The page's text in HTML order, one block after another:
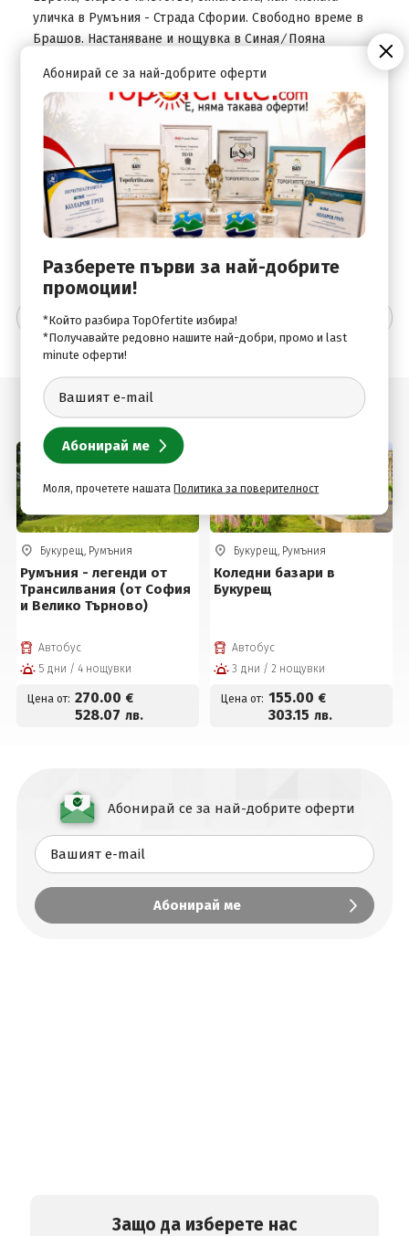
уличка в Румъния - Страда Сфории. Свободно време в
Брашов. Настаняване и нощувка в Синая ∕ Пояна
ДЕН 3
Закуска. Напускане на хотела. Разглеждане на двореца
"Пелеш" - бивша лятна резиденция на румънското
кралско семейство. Свободно време. Отпътуване за
България около обяд. Пристигане в Русе следобед,
Велико Търново - привечер, София на автогара
"Сердика" - късно вечерта.
Допълнителна информация
Букурещ, Румъния
Румъния - легенди от
Трансилвания (от София
и Велико Търново)
Автобус
5 дни / 4 нощувки
Цена от: 270.00 €
528.07 лв.
Букурещ, Румъния
Коледни базари в
Букурещ
Автобус
3 дни / 2 нощувки
Цена от: 155.00 €
303.15 лв.
Абонирай се за най-добрите оферти
Защо да изберете нас
Абонирай се за най-добрите оферти
Разберете първи за най-добрите
промоции!
*Който разбира TopOfertite избира!
*Получавайте редовно нашите най-добри, промо и last
minute оферти!
Моля, прочетете нашатаПолитика за поверителност